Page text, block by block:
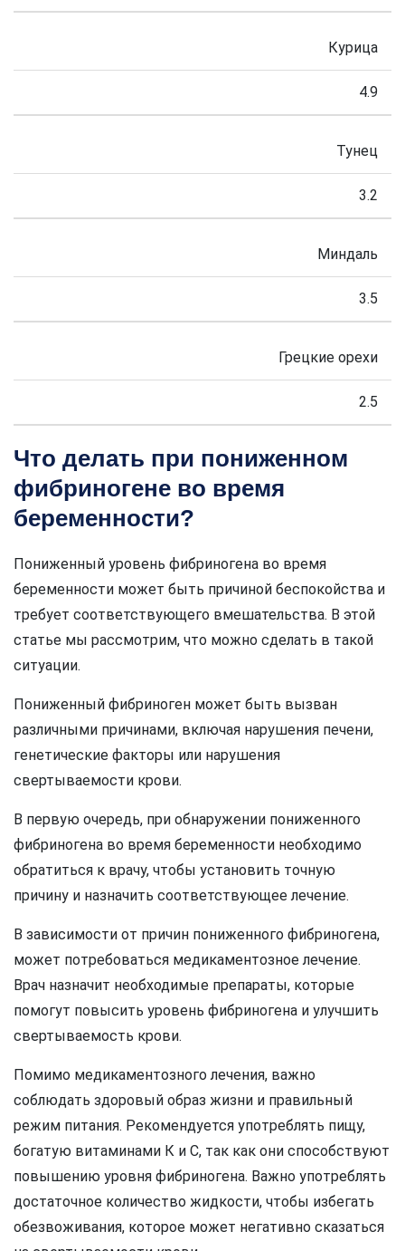
Курица
4.9
Тунец
3.2
Миндаль
3.5
Грецкие орехи
2.5
Что делать при пониженном
фибриногене во время
беременности?
Пониженный уровень фибриногена во время
беременности может быть причиной беспокойства и
требует соответствующего вмешательства. В этой
статье мы рассмотрим, что можно сделать в такой
ситуации.
Пониженный фибриноген может быть вызван
различными причинами, включая нарушения печени,
генетические факторы или нарушения
свертываемости крови.
В первую очередь, при обнаружении пониженного
фибриногена во время беременности необходимо
обратиться к врачу, чтобы установить точную
причину и назначить соответствующее лечение.
В зависимости от причин пониженного фибриногена,
может потребоваться медикаментозное лечение.
Врач назначит необходимые препараты, которые
помогут повысить уровень фибриногена и улучшить
свертываемость крови.
Помимо медикаментозного лечения, важно
соблюдать здоровый образ жизни и правильный
режим питания. Рекомендуется употреблять пищу,
богатую витаминами К и С, так как они способствуют
повышению уровня фибриногена. Важно употреблять
достаточное количество жидкости, чтобы избегать
обезвоживания, которое может негативно сказаться